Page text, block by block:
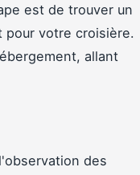
est de trouver un
votre croisière.
allant
des